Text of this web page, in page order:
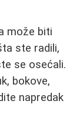
može biti
ste radili,
se osećali.
bokove,
napredak